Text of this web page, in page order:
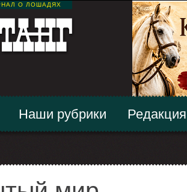
О ЛОШАДЯХ
Наши рубрики Редакция